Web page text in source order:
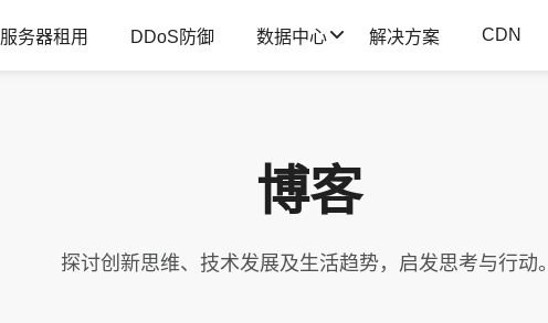
服务器租用 DDoS防御 数据中心 解决方案 CDN
博客
探讨创新思维、技术发展及生活趋势，启发思考与行动。